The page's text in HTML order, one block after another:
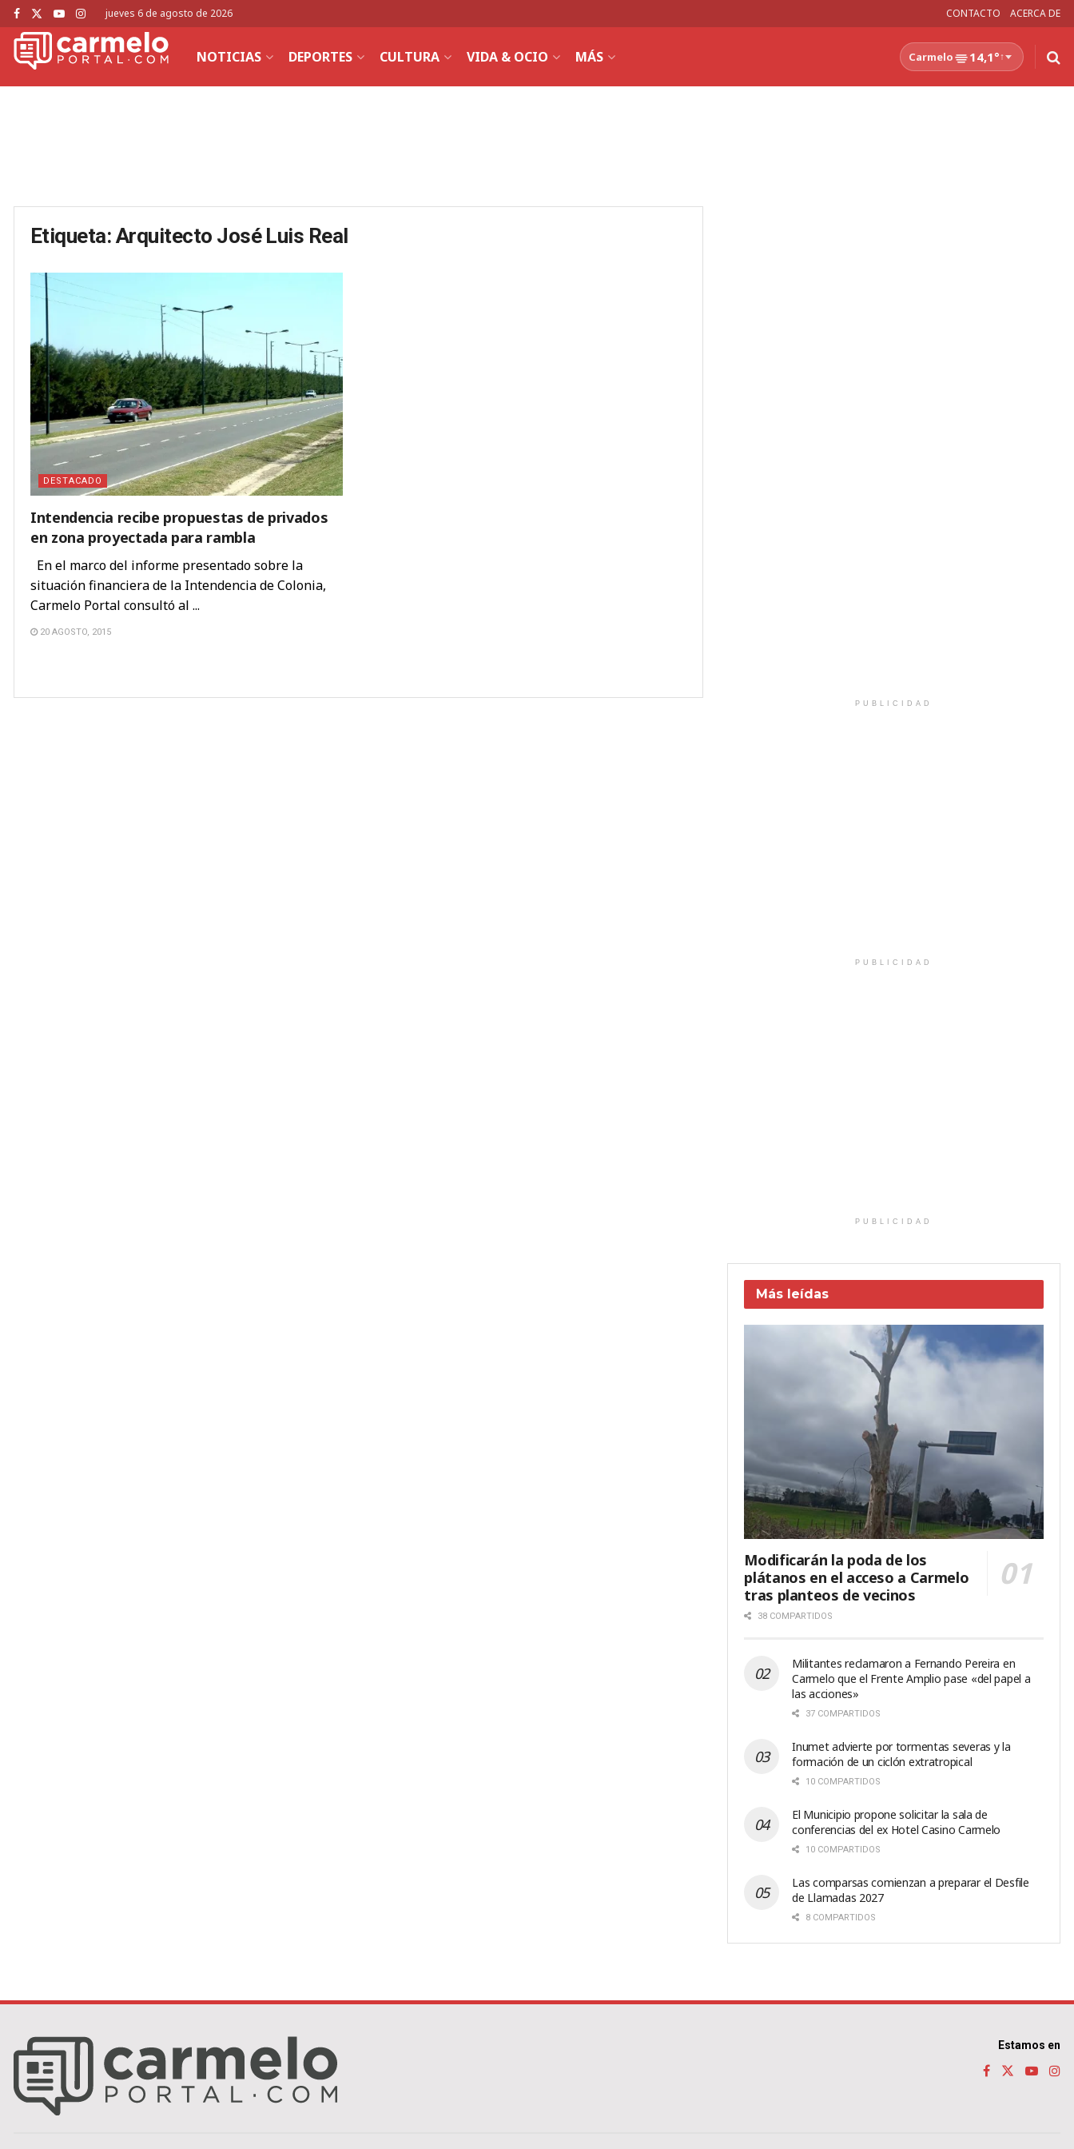
jueves 6 de agosto de 2026 CONTACTO ACERCA DE
NOTICIAS DEPORTES CULTURA VIDA & OCIO MÁS Carmelo 14,1°↑
Etiqueta: Arquitecto José Luis Real
DESTACADO
Intendencia recibe propuestas de privados
en zona proyectada para rambla
En el marco del informe presentado sobre la
situación financiera de la Intendencia de Colonia,
Carmelo Portal consultó al ...
20 AGOSTO, 2015
PUBLICIDAD
PUBLICIDAD
PUBLICIDAD
Más leídas
Modificarán la poda de los
plátanos en el acceso a Carmelo
tras planteos de vecinos
38 COMPARTIDOS
Militantes reclamaron a Fernando Pereira en
Carmelo que el Frente Amplio pase «del papel a
las acciones»
37 COMPARTIDOS
Inumet advierte por tormentas severas y la
formación de un ciclón extratropical
10 COMPARTIDOS
El Municipio propone solicitar la sala de
conferencias del ex Hotel Casino Carmelo
10 COMPARTIDOS
Las comparsas comienzan a preparar el Desfile
de Llamadas 2027
8 COMPARTIDOS
Estamos en